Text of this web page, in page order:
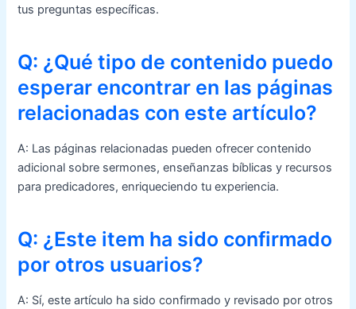
tus preguntas específicas.
Q: ¿Qué tipo de contenido puedo
esperar encontrar en las páginas
relacionadas con este artículo?
A: Las páginas relacionadas pueden ofrecer contenido
adicional sobre sermones, enseñanzas bíblicas y recursos
para predicadores, enriqueciendo tu experiencia.
Q: ¿Este item ha sido confirmado
por otros usuarios?
A: Sí, este artículo ha sido confirmado y revisado por otros